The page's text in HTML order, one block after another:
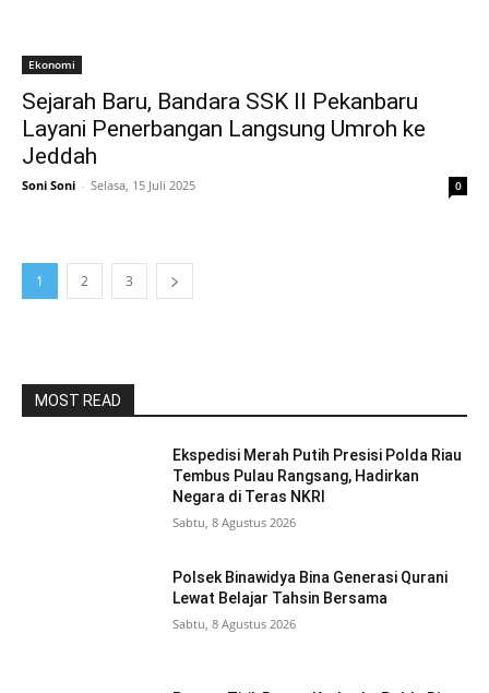
Ekonomi
Sejarah Baru, Bandara SSK II Pekanbaru
Layani Penerbangan Langsung Umroh ke
Jeddah
Soni Soni - Selasa, 15 Juli 2025 0
1 2 3
MOST READ
Ekspedisi Merah Putih Presisi Polda Riau
Tembus Pulau Rangsang, Hadirkan
Negara di Teras NKRI
Sabtu, 8 Agustus 2026
Polsek Binawidya Bina Generasi Qurani
Lewat Belajar Tahsin Bersama
Sabtu, 8 Agustus 2026